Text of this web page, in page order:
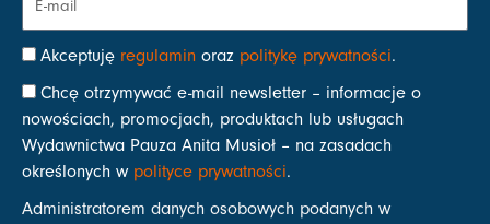
Akceptuję regulamin oraz politykę prywatności.
Chcę otrzymywać e-mail newsletter – informacje o
nowościach, promocjach, produktach lub usługach
Wydawnictwa Pauza Anita Musioł – na zasadach
określonych w polityce prywatności.
Administratorem danych osobowych podanych w